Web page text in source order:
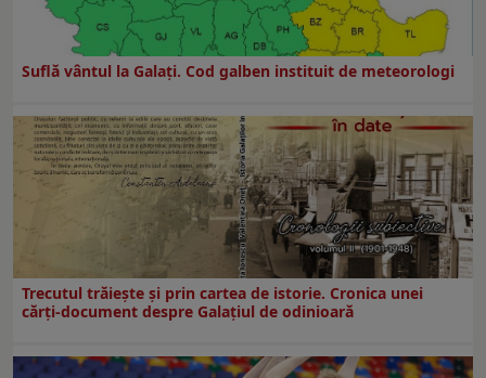
Suflă vântul la Galaţi. Cod galben instituit de meteorologi
Trecutul trăiește și prin cartea de istorie. Cronica unei
cărți-document despre Galațiul de odinioară